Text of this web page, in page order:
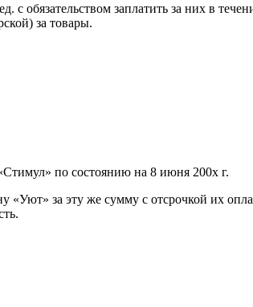
заплатить за них в
за товары.
по состоянию на 8 июня 200х г.
за эту же сумму с отсрочкой их